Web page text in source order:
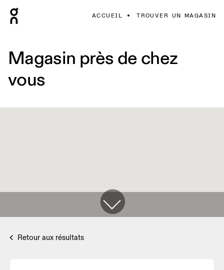
ACCUEIL TROUVER UN MAGASIN
Magasin près de chez
vous
Retour aux résultats